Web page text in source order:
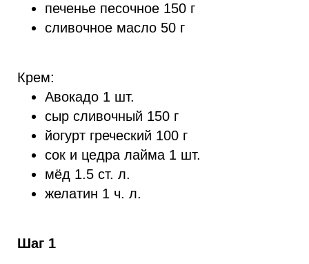
печенье песочное 150 г
сливочное масло 50 г
Крем:
Авокадо 1 шт.
сыр сливочный 150 г
йогурт греческий 100 г
сок и цедра лайма 1 шт.
мёд 1.5 ст. л.
желатин 1 ч. л.
Шаг 1